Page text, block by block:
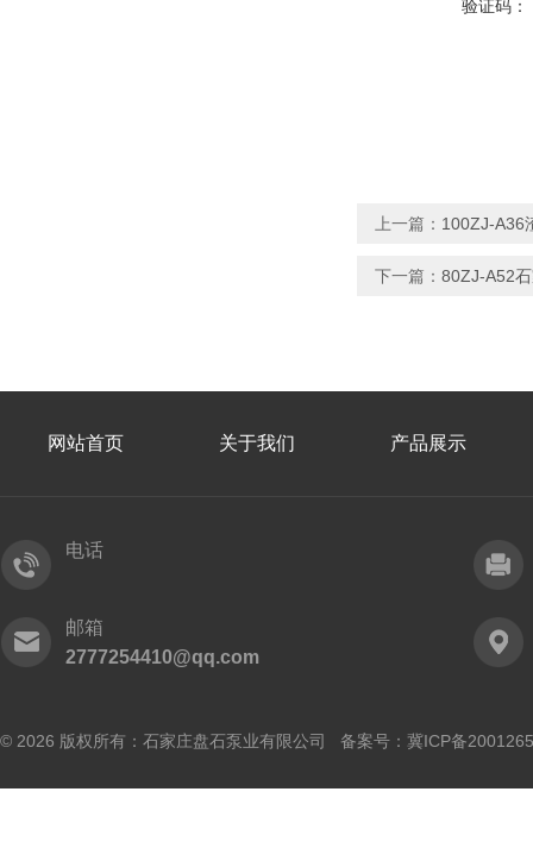
验证码：
上一篇： 100ZJ-A36
下一篇： 80ZJ-A52
网站首页 关于我们 产品展示
电话
邮箱
2777254410@qq.com
© 2026 版权所有：石家庄盘石泵业有限公司 备案号： 冀ICP备